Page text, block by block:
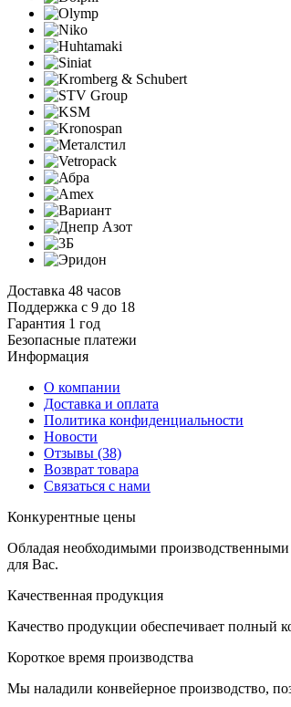
Доставка 48 часов
Поддержка с 9 до 18
Гарантия 1 год
Безопасные платежи
Информация
О компании
Доставка и оплата
Политика конфиденциальности
Новости
Отзывы (38)
Возврат товара
Связаться с нами
Конкурентные цены
Обладая необходимыми производственными
для Вас.
Качественная продукция
Качество продукции обеспечивает полный
Короткое время производства
Мы наладили конвейерное производство,